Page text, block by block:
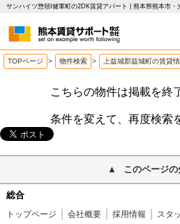
TOPページ > 物件検索 > 上益城郡益城町の賃貸
こちらの物件は掲載を終
条件を変えて、再度検索
このページ
総合
トップページ 会社概要 採用情報 スタ